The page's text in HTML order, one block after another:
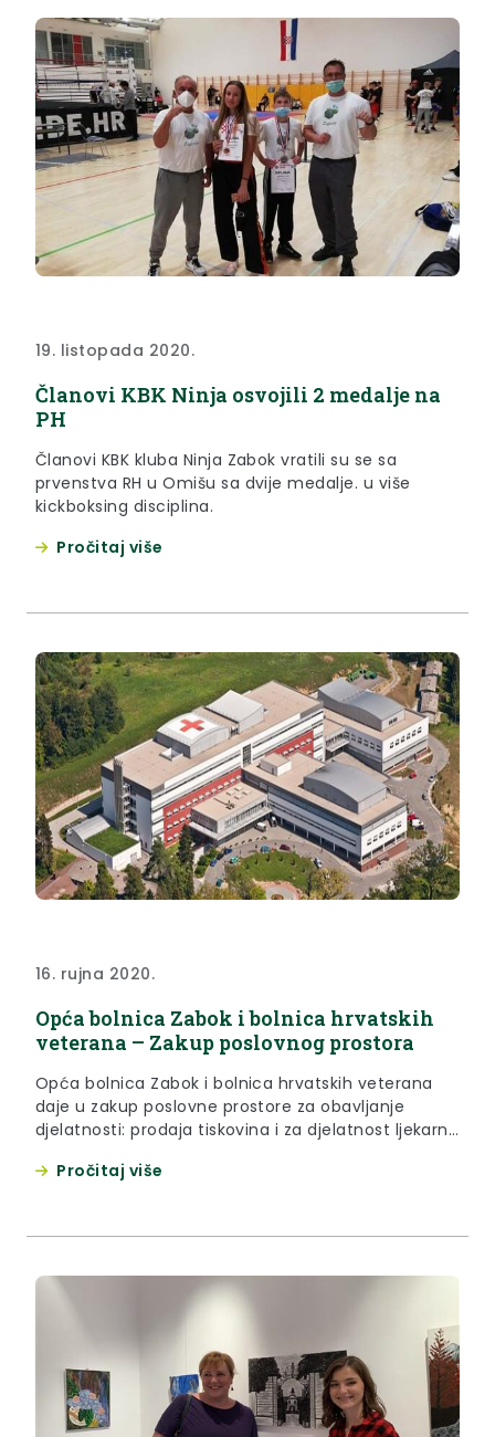
19. listopada 2020.
Članovi KBK Ninja osvojili 2 medalje na
PH
Članovi KBK kluba Ninja Zabok vratili su se sa
prvenstva RH u Omišu sa dvije medalje. u više
kickboksing disciplina.
Pročitaj više
16. rujna 2020.
Opća bolnica Zabok i bolnica hrvatskih
veterana – Zakup poslovnog prostora
Opća bolnica Zabok i bolnica hrvatskih veterana
daje u zakup poslovne prostore za obavljanje
djelatnosti: prodaja tiskovina i za djelatnost ljekarne
medicinskim proizvodima.
Pročitaj više